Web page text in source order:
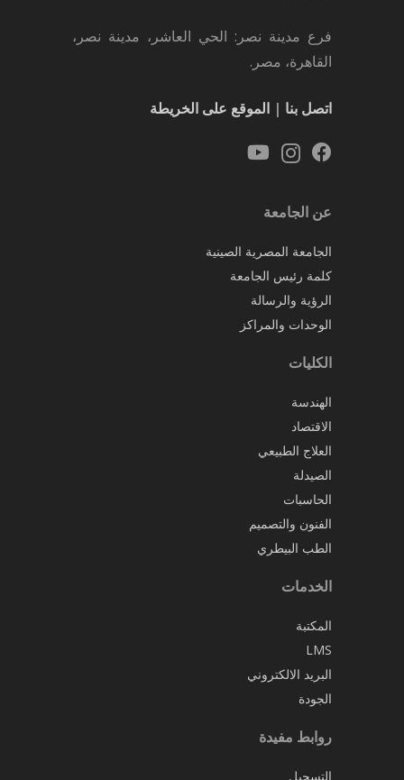
فرع مدينة نصر: الحي العاشر، مدينة نصر،
القاهرة، مصر.
اتصل بنا | الموقع على الخريطة
عن الجامعة
الجامعة المصرية الصينية
كلمة رئيس الجامعة
الرؤية والرسالة
الوحدات والمراكز
الكليات
الهندسة
الاقتصاد
العلاج الطبيعي
الصيدلة
الحاسبات
الفنون والتصميم
الطب البيطري
الخدمات
المكتبة
LMS
البريد الالكتروني
الجودة
روابط مفيدة
التسجيل